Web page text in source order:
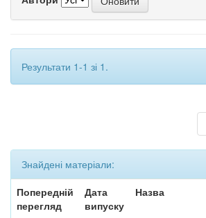
Результати 1-1 зі 1.
Знайдені матеріали:
Попередній
перегляд
Дата
випуску
Назва